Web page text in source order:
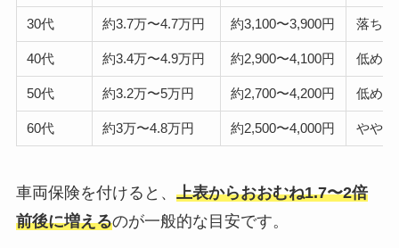
30代 約3.7万〜4.7万円 約3,100〜3,900円 落ち
40代 約3.4万〜4.9万円 約2,900〜4,100円 低め
50代 約3.2万〜5万円 約2,700〜4,200円 低め
60代 約3万〜4.8万円 約2,500〜4,000円 やや
車両保険を付けると、 上表からおおむね1.7〜2倍
前後に増えるのが一般的な目安です。